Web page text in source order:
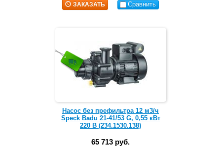
ЗАКАЗАТЬ Сравнить
Насос без префильтра 12 м3/ч
Speck Badu 21-41/53 G, 0,55 кВт
220 В (234.1530.138)
65 713 руб.